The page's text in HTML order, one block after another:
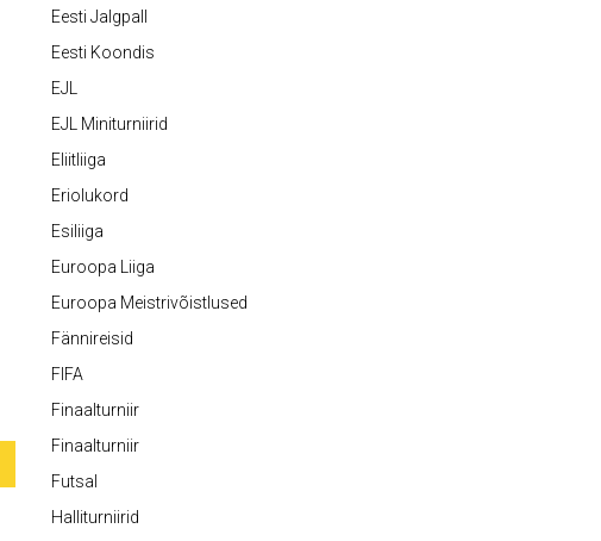
Eesti Jalgpall
Eesti Koondis
EJL
EJL Miniturniirid
Eliitliiga
Eriolukord
Esiliiga
Euroopa Liiga
Euroopa Meistrivõistlused
Fännireisid
FIFA
Finaalturniir
Finaalturniir
Futsal
Halliturniirid